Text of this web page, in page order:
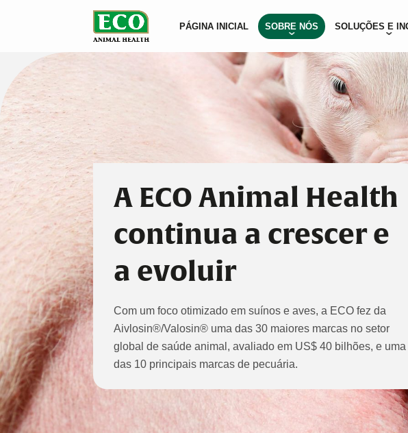
PÁGINA INICIAL SOBRE NÓS SOLUÇÕES E
A ECO Animal Health
continua a crescer e
a evoluir
Com um foco otimizado em suínos e aves, a ECO fez da
Aivlosin®/Valosin® uma das 30 maiores marcas no setor
global de saúde animal, avaliado em US$ 40 bilhões, e uma
das 10 principais marcas de pecuária.